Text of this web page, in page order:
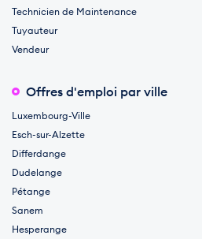
Technicien de Maintenance
Tuyauteur
Vendeur
Offres d'emploi par ville
Luxembourg-Ville
Esch-sur-Alzette
Differdange
Dudelange
Pétange
Sanem
Hesperange